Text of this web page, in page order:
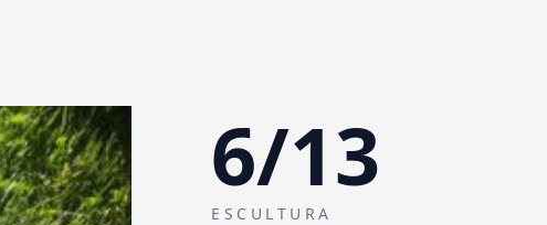
6/13
ESCULTURA